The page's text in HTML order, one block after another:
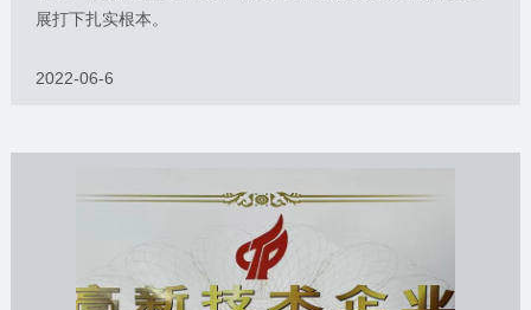
展打下扎实根本。
2022-06-6